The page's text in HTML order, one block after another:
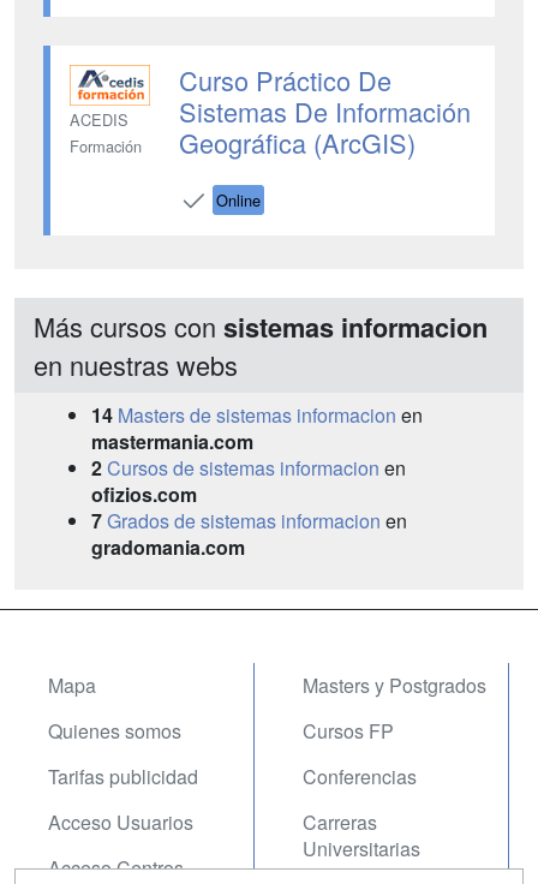
ACEDIS
Formación
Curso Práctico De
Sistemas De Información
Geográfica (ArcGIS)
Online
Más cursos con sistemas informacion
en nuestras webs
14 Masters de sistemas informacion en
mastermania.com
2Cursos de sistemas informacion en
ofizios.com
7Grados de sistemas informacion en
gradomania.com
Mapa
Quienes somos
Tarifas publicidad
Acceso Usuarios
Acceso Centros
Masters y Postgrados
Cursos FP
Conferencias
Carreras
Universitarias